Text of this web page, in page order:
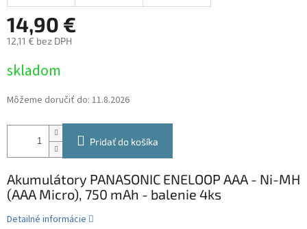
14,90 €
12,11 € bez DPH
cena:
skladom
Môžeme doručiť do: 11.8.2026
Pridať do košíka
Akumulátory PANASONIC ENELOOP AAA - Ni-MH
(AAA Micro), 750 mAh - balenie 4ks
Detailné informácie